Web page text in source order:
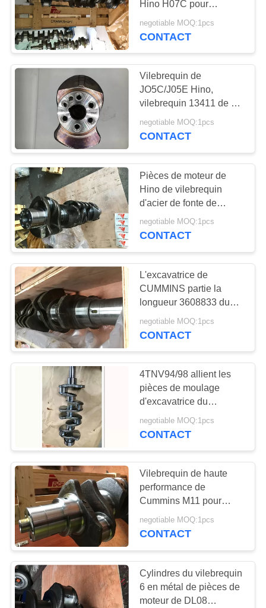
Incidence
d'excavatrice
Pièces de rechange
de pompe concrète
joints plats d'acier
inoxydable
23
Hino H07C pour
l'excavatrice de Hitachi
partie 13411 - 1583
negotiable MOQ:1pcs
CONTACT
Vilebrequin de
JO5C/J05E Hino,
vilebrequin 13411 de 4
cylindres - E0100
negotiable MOQ:1pcs
CONTACT
Pièces de moteur de
Hino de vilebrequin
d'acier de fonte de
JO8C/J08E 13411 -
2410A en stock
negotiable MOQ:1pcs
CONTACT
L'excavatrice de
CUMMINS partie la
longueur 3608833 du
vilebrequin 1299.2mm
de moteur diesel
negotiable MOQ:1pcs
CONTACT
4TNV94/98 allient les
pièces de moulage
d'excavatrice du
vilebrequin YANMAR de
moteur diesel
negotiable MOQ:1pcs
CONTACT
Vilebrequin de haute
performance de
Cummins M11 pour
l'excavatrice EC210
6623-111
negotiable MOQ:1pcs
CONTACT
Cylindres du vilebrequin
6 en métal de pièces de
moteur de DL08